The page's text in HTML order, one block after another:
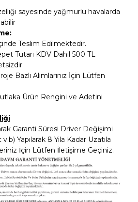
sayesinde yağmurlu havalarda
Teslim Edilmektedir.
Tutarı KDV Dahil 500 TL
Bazlı Alımlarınız İçin Lütfen
Ürün Rengini ve Adetini
Garanti Süresi Driver Değişimi
Yapılarak 8 Yıla Kadar Uzatıla
İçin Lütfen İletişime Geçiniz.